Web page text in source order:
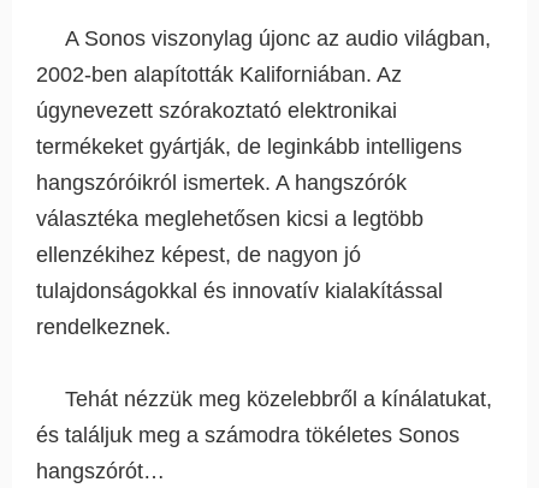
A Sonos viszonylag újonc az audio világban,
2002-ben alapították Kaliforniában. Az
úgynevezett szórakoztató elektronikai
termékeket gyártják, de leginkább intelligens
hangszóróikról ismertek. A hangszórók
választéka meglehetősen kicsi a legtöbb
ellenzékihez képest, de nagyon jó
tulajdonságokkal és innovatív kialakítással
rendelkeznek.
Tehát nézzük meg közelebbről a kínálatukat,
és találjuk meg a számodra tökéletes Sonos
hangszórót…